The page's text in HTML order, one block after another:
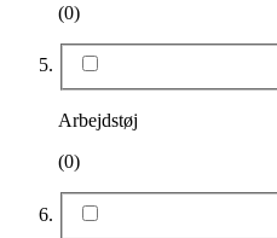
(0)
Arbejdstøj
(0)